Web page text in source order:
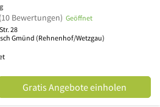
von 5 Sternen
(10 Bewertungen) Geöffnet
28
Gmünd (Rehnenhof/Wetzgau)
Gratis Angebote einholen